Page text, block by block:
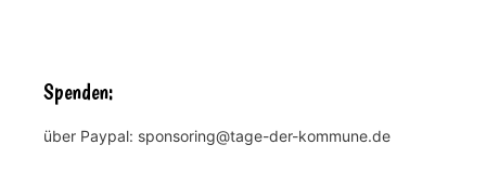
Spenden:
über Paypal: sponsoring@tage-der-kommune.de